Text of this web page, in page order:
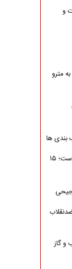
و
مترو
بندی ها
اصابتی در قشم و بندرعباس گزارش نشده است؛ ۱۵
و گاز